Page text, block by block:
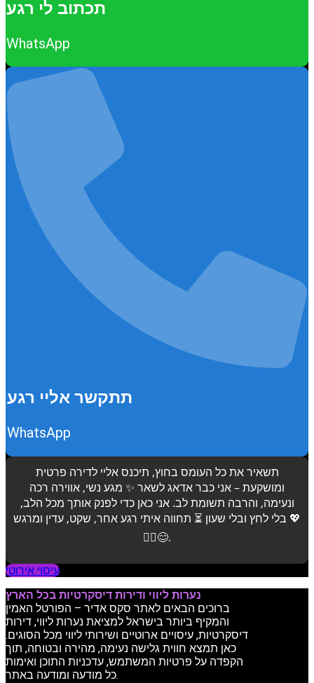
תכתוב לי רגע
WhatsApp
תתקשר אליי רגע
WhatsApp
תשאיר את כל העומס בחוץ, תיכנס אליי לדירה פרטית
ומושקעת – אני כבר אדאג לשאר ✨ מגע נשי, אווירה רכה
ונעימה, והרבה תשומת לב. אני כאן כדי לפנק אותך מכל הלב,
בלי לחץ ובלי שעון ⏳ תחווה איתי רגע אחר, שקט, עדין ומרגש 💖
💆‍♂️😊.
עיסוי אירוטי
נערות ליווי ודירות דיסקרטיות בכל הארץ
ברוכים הבאים לאתר סקס אדיר – הפורטל האמין
והמקיף ביותר בישראל למציאת נערות ליווי, דירות
דיסקרטיות, עיסויים ארוטיים ושירותי ליווי מכל הסוגים.
כאן תמצא חווית גלישה נעימה, מהירה ובטוחה, תוך
הקפדה על פרטיות המשתמש, עדכניות התוכן ואימות
כל מודעה ומודעה באתר.